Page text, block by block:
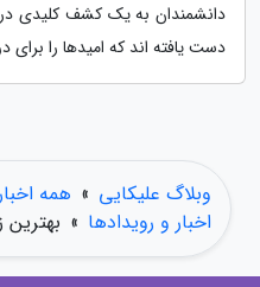
دانشمندان به یک کشف کلیدی
دست یافته اند که امیدها را
وبلاگ علیکایی » همه
اخبار و رویدادها »